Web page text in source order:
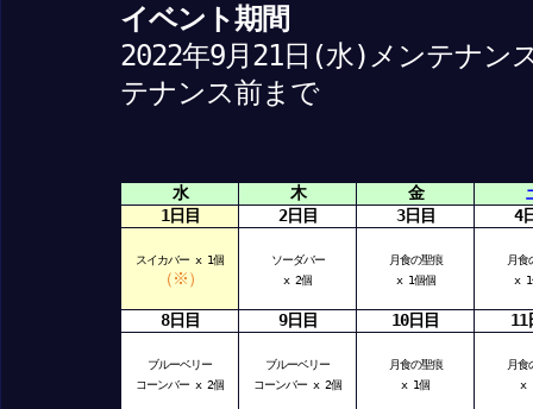
イベント期間
2022年9月21日(水)メンテナ
テナンス前まで
水 木 金
1日目
2日目 3日目 4
スイカバー x 1個
（※）
ソーダバー
x 2個
月食の聖痕
x 1個個
月食
x 1
8日目 9日目 10日目 11
ブルーベリー
コーンバー x 2個
ブルーベリー
コーンバー x 2個
月食の聖痕
x 1個
月食
x